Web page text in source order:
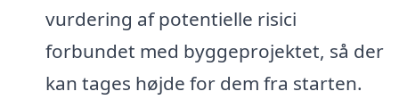
vurdering af potentielle risici
forbundet med byggeprojektet, så der
kan tages højde for dem fra starten.